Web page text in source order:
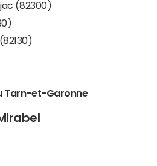
(82300)
Tarn-et-Garonne